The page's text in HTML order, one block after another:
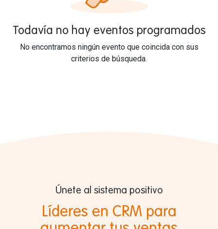
Todavía no hay eventos programados
No encontramos ningún evento que coincida con sus
criterios de búsqueda.
Únete al sistema positivo
Líderes en CRM para